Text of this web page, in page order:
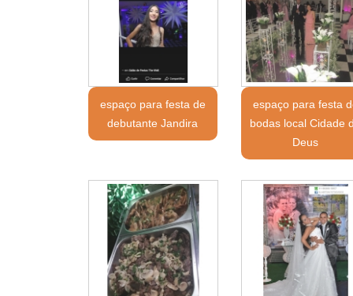
espaço para festa de
debutante Jandira
espaço para festa
bodas local Cidade
Deus